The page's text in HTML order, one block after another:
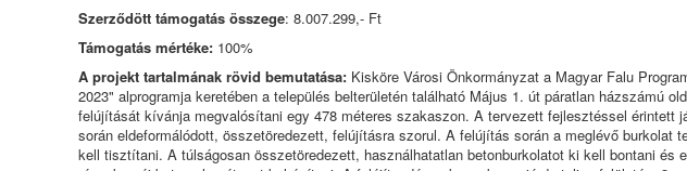
Szerződött támogatás összege: 8.007.299,- Ft
Támogatás mértéke: 100%
A projekt tartalmának rövid bemutatása: Kisköre Városi Önkormányzat a Magyar Falu
2023" alprogramja keretében a település belterületén található Május 1. út páratlan házszámú
felújítását kívánja megvalósítani egy 478 méteres szakaszon. A tervezett fejlesztéssel érintett
során eldeformálódott, összetöredezett, felújításra szorul. A felújítás során a meglévő burkolat
kell tisztítani. A túlságosan összetöredezett, használhatatlan betonburkolatot ki kell bontani és